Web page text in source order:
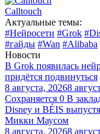
Calltouch
Актуальные темы:
#Нейросети #Grok
#гайды #Wan #Alibaba
Новости
В Grok появилась
придётся подвинуться
8 августа, 20268
Сохраняется 0 В
Disney и BÉIS
Микки Маусом
8 августа, 20268